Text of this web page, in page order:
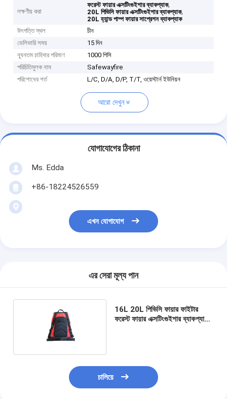
লক্ষণীয় করা
ফরেস্ট ফায়ার এক্সটিংগুইশার ব্যাকপ্যাক,
20L পিভিসি ফায়ার এক্সটিংগুইশার ব্যাকপ্যাক,
20L হ্যান্ড পাম্প ফায়ার সাপ্রেশন ব্যাকপ্যাক
উৎপত্তি স্থল
চীন
ডেলিভারি সময়
15 দিন
ন্যূনতম চাহিদার পরিমাণ
1000 পিসি
পরিচিতিমুলক নাম
Safewayfire
পরিশোধের শর্ত
L/C, D/A, D/P, T/T, ওয়েস্টার্ন ইউনিয়ন
আরো দেখুন
যোগাযোগের ঠিকানা
Ms. Edda
+86-18224526559
এখন যোগাযোগ
এর সেরা মূল্য পান
16L 20L পিভিসি ফায়ার ফাইটার
ফরেস্ট ফায়ার এক্সটিংগুইশার ব্যাকপ্যাক
চালিয়ে